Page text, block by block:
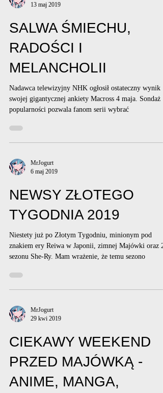
13 maj 2019
SALWA ŚMIECHU,
RADOŚCI I
MELANCHOLII
Nadawca telewizyjny NHK ogłosił ostateczny wynik
swojej gigantycznej ankiety Macross 4 maja. Sondaż
popularności pozwala fanom serii wybrać
MrJogurt
6 maj 2019
NEWSY ZŁOTEGO
TYGODNIA 2019
Niestety już po Złotym Tygodniu, minionym pod
znakiem ery Reiwa w Japonii, zimnej Majówki oraz 2
sezonu She-Ry. Mam wrażenie, że temu sezono
MrJogurt
29 kwi 2019
CIEKAWY WEEKEND
PRZED MAJÓWKĄ -
ANIME, MANGA,